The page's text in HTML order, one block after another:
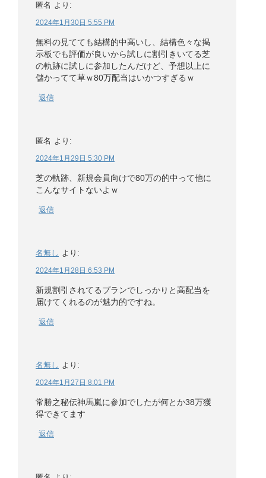
匿名 より:
2024年1月30日 5:55 PM
無料の見てても結構的中高いし、結構色々な掲
示板でも評価が良いから試しに割引きいてる芝
の軌跡に試しに参加したんだけど、予想以上に
儲かってて草ｗ80万配当はいかつすぎるｗ
返信
匿名 より:
2024年1月29日 5:30 PM
芝の軌跡、新規会員向けで80万の的中って他に
こんなサイトないよｗ
返信
名無し より:
2024年1月28日 6:53 PM
新規割引されてるプランでしっかりと高配当を
届けてくれるのが魅力的ですね。
返信
名無し より:
2024年1月27日 8:01 PM
常勝之秘伝神馬嵐に参加でしたが何とか38万獲
得できてます
返信